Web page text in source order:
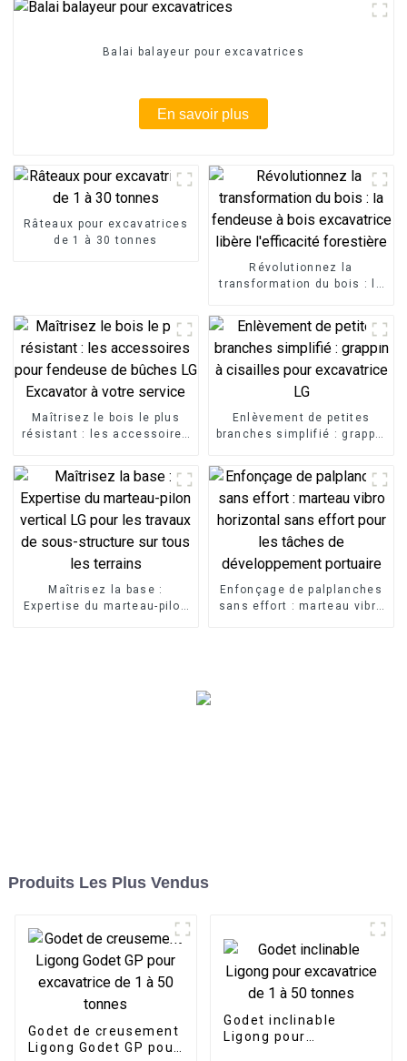
Balai balayeur pour excavatrices
En savoir plus
Râteaux pour excavatrices
de 1 à 30 tonnes
Révolutionnez la
transformation du bois : la
l'efficacité forestière
Maîtrisez le bois le plus
résistant : les accessoires
service
Enlèvement de petites
branches simplifié : grappin
Maîtrisez la base :
Expertise du marteau-pilon
Enfonçage de palplanches
sans effort : marteau vibro
Produits Les Plus Vendus
Godet de creusement
Ligong Godet GP pour
Godet inclinable
Ligong pour